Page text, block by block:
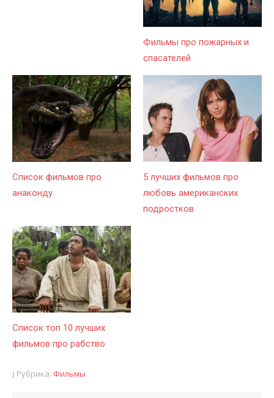
Фильмы про пожарных и
спасателей
Список фильмов про
анаконду
5 лучших фильмов про
любовь американских
подростков
Список топ 10 лучших
фильмов про рабство
Рубрика: Фильмы